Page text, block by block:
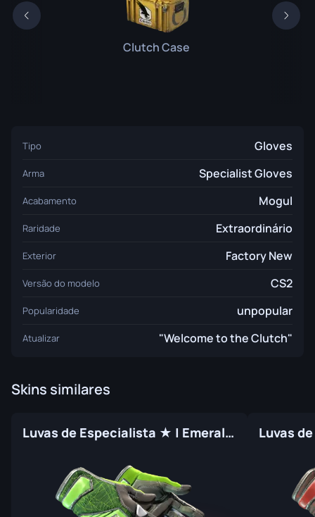
Clutch Case
Tipo Gloves
Arma Specialist Gloves
Acabamento Mogul
Raridade Extraordinário
Exterior Factory New
Versão do modelo CS2
Popularidade unpopular
Atualizar "Welcome to the Clutch"
Skins similares
Luvas de Especialista ★ | Emerald Web (Original de Fábrica)